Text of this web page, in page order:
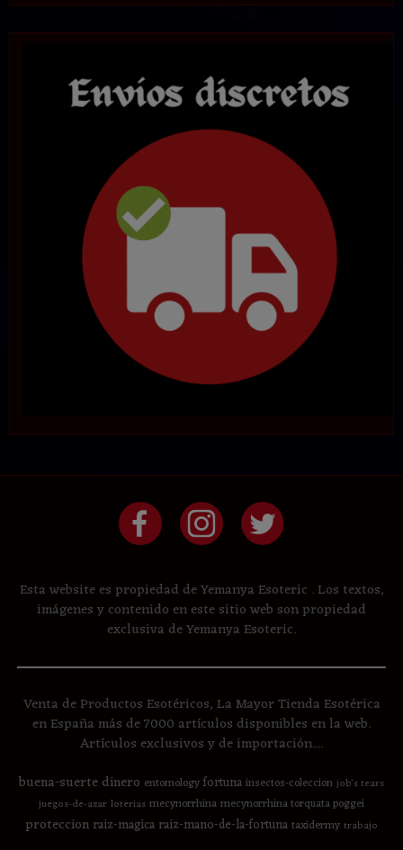
Esta website es propiedad de Yemanya Esoteric . Los textos,
imágenes y contenido en este sitio web son propiedad
exclusiva de Yemanya Esoteric.
Venta de Productos Esotéricos, La Mayor Tienda Esotérica
en España más de 7000 artículos disponibles en la web.
Artículos exclusivos y de importación....
buena-suertedinero entomologyfortunainsectos-coleccion job's tears
juegos-de-azar loterias mecynorrhinamecynorrhina torquata poggei
proteccion raiz-magica raiz-mano-de-la-fortunataxidermy trabajo